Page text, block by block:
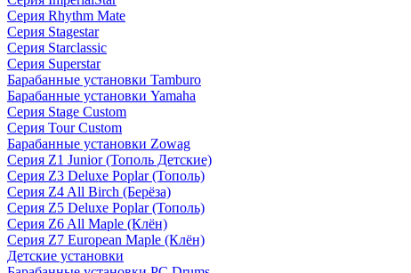
Серия Rhythm Mate
Серия Stagestar
Серия Starclassic
Серия Superstar
Барабанные установки Tamburo
Барабанные установки Yamaha
Серия Stage Custom
Серия Tour Custom
Барабанные установки Zowag
Серия Z1 Junior (Тополь Детские)
Серия Z3 Deluxe Poplar (Тополь)
Серия Z4 All Birch (Берёза)
Серия Z5 Deluxe Poplar (Тополь)
Серия Z6 All Maple (Клён)
Серия Z7 European Maple (Клён)
Детские установки